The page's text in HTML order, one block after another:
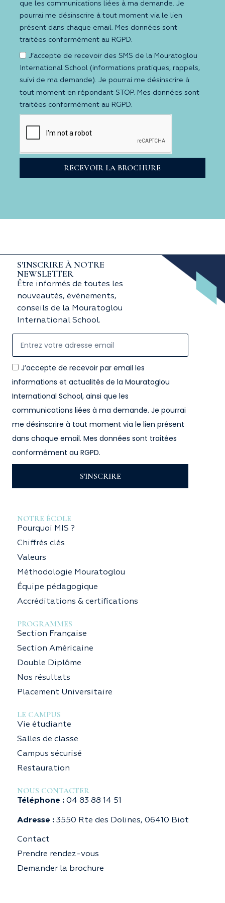
que les communications liées à ma demande. Je
pourrai me désinscrire à tout moment via le lien
présent dans chaque email. Mes données sont
traitées conformément au RGPD.
J’accepte de recevoir des SMS de la Mouratoglou
International School (informations pratiques, rappels,
suivi de ma demande). Je pourrai me désinscrire à
tout moment en répondant STOP. Mes données sont
traitées conformément au RGPD.
RECEVOIR LA BROCHURE
S'INSCRIRE À NOTRE
NEWSLETTER
Être informés de toutes les
nouveautés, événements,
conseils de la Mouratoglou
International School.
J’accepte de recevoir par email les
informations et actualités de la Mouratoglou
International School, ainsi que les
communications liées à ma demande. Je pourrai
me désinscrire à tout moment via le lien présent
dans chaque email. Mes données sont traitées
conformément au RGPD.
S'INSCRIRE
NOTRE ÉCOLE
Pourquoi MIS ?
Chiffrés clés
Valeurs
Méthodologie Mouratoglou
Équipe pédagogique
Accréditations & certifications
PROGRAMMES
Section Française
Section Américaine
Double Diplôme
Nos résultats
Placement Universitaire
LE CAMPUS
Vie étudiante
Salles de classe
Campus sécurisé
Restauration
NOUS CONTACTER
Téléphone : 04 83 88 14 51
Adresse : 3550 Rte des Dolines, 06410 Biot
Contact
Prendre rendez-vous
Demander la brochure